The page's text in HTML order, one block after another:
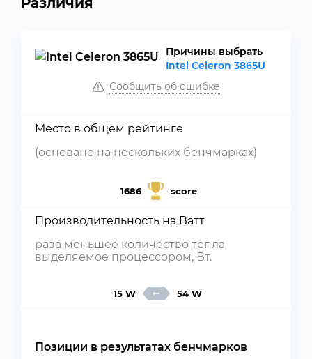
Причины выбрать
Intel Celeron 3865U
Сообщить об ошибке
Место в общем рейтинге
(основано на нескольких бенчмарках)
1686 score
Производительность на Ватт
раза меньшее количество тепла
выделяемое процессором, Вт.
15 W 54 W
Позиции в результатах бенчмарков